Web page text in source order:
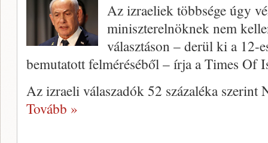
Az izraeliek többsége úgy
miniszterelnöknek nem
választáson – derül ki a 12-
bemutatott felméréséből – írja a Times Of
Az izraeli válaszadók 52 százaléka szerint
Tovább »